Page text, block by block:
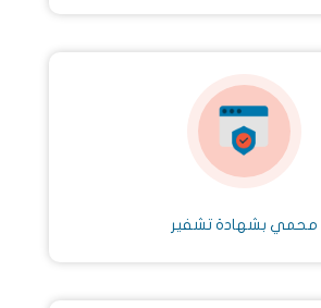
محمي بشهادة تشفير